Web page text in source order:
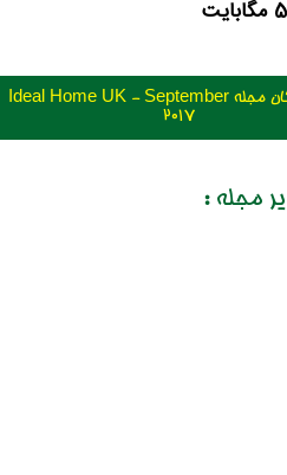
دانلود رایگان مجله Ideal Home UK - September
2017
مجله :